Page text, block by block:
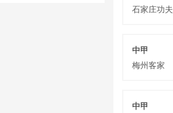
石家庄功夫
中甲
梅州客家
中甲